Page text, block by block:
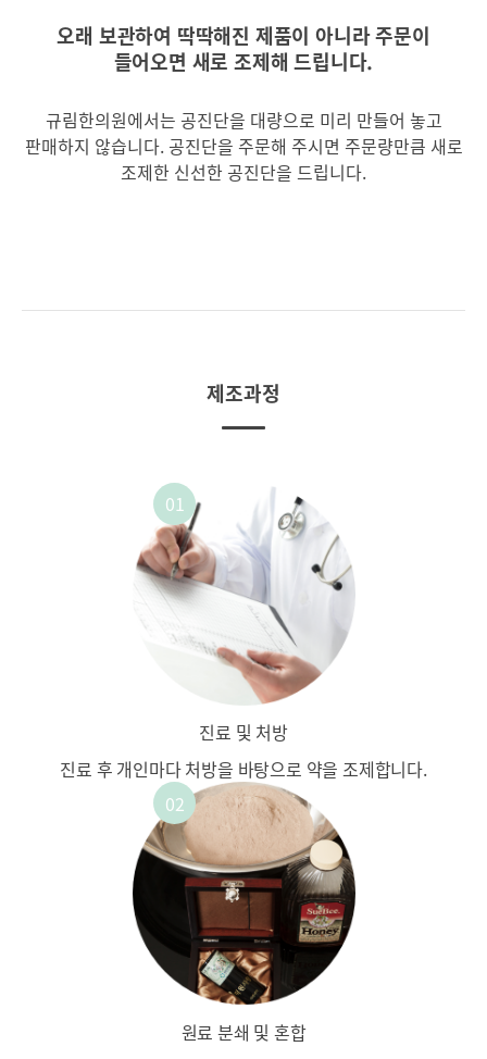
오래 보관하여 딱딱해진 제품이 아니라 주문이
들어오면 새로 조제해 드립니다.
규림한의원에서는 공진단을 대량으로 미리 만들어 놓고
판매하지 않습니다. 공진단을 주문해 주시면 주문량만큼 새로
조제한 신선한 공진단을 드립니다.
제조과정
진료 및 처방
진료 후 개인마다 처방을 바탕으로 약을 조제합니다.
원료 분쇄 및 혼합